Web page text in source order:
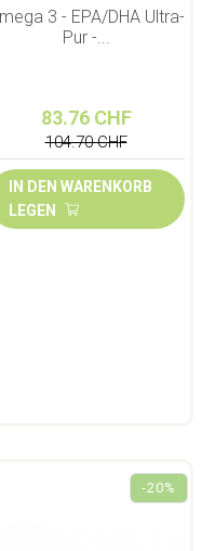
3 - EPA/DHA Ultra-
Pur -...
83.76 CHF
104.70 CHF
IN DEN WARENKORB
LEGEN
-20%